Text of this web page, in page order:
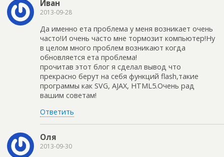
Иван
2013-09-28
Да именно ета проблема у меня возникает очень
часто!И очень часто мне тормозит компьютер!Ну
в целом много проблем возникают когда
обновляется ета проблема!
прочитав этот блог я сделал вывод что
прекрасно берут на себя функций flash,такие
программы как SVG, AJAX, HTML5.Очень рад
вашим советам!
Ответить
Оля
2013-09-30